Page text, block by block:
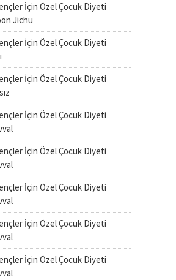
İçin Özel Çocuk Diyeti
Jichu
İçin Özel Çocuk Diyeti
İçin Özel Çocuk Diyeti
İçin Özel Çocuk Diyeti
İçin Özel Çocuk Diyeti
İçin Özel Çocuk Diyeti
İçin Özel Çocuk Diyeti
İçin Özel Çocuk Diyeti